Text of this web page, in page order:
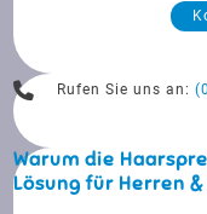
Rufen Sie uns an:
Warum die
Lösung für Herren